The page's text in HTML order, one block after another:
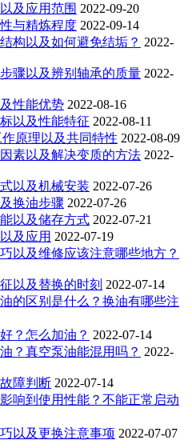
及应用范围 2022-09-20
与精炼程度 2022-09-14
构以及如何避免结垢？ 2022-
骤以及辨别轴承的质量 2022-
性能优势 2022-08-16
以及性能特征 2022-08-11
原理以及共同特性 2022-08-09
素以及解决变质的方法 2022-
以及机械安装 2022-07-26
换油步骤 2022-07-26
以及储存方式 2022-07-21
及应用 2022-07-19
以及维修应该注意哪些地方？
以及替换的时刻 2022-07-14
的区别是什么？换油有哪些注
？怎么加油？ 2022-07-14
？真空泵油能混用吗？ 2022-
障判断 2022-07-14
响到使用性能？不能正常启动
以及更换注意事项 2022-07-07